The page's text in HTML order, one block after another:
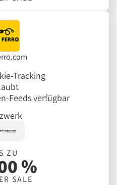
Tracking
Feeds verfügbar
ZU
%
SALE